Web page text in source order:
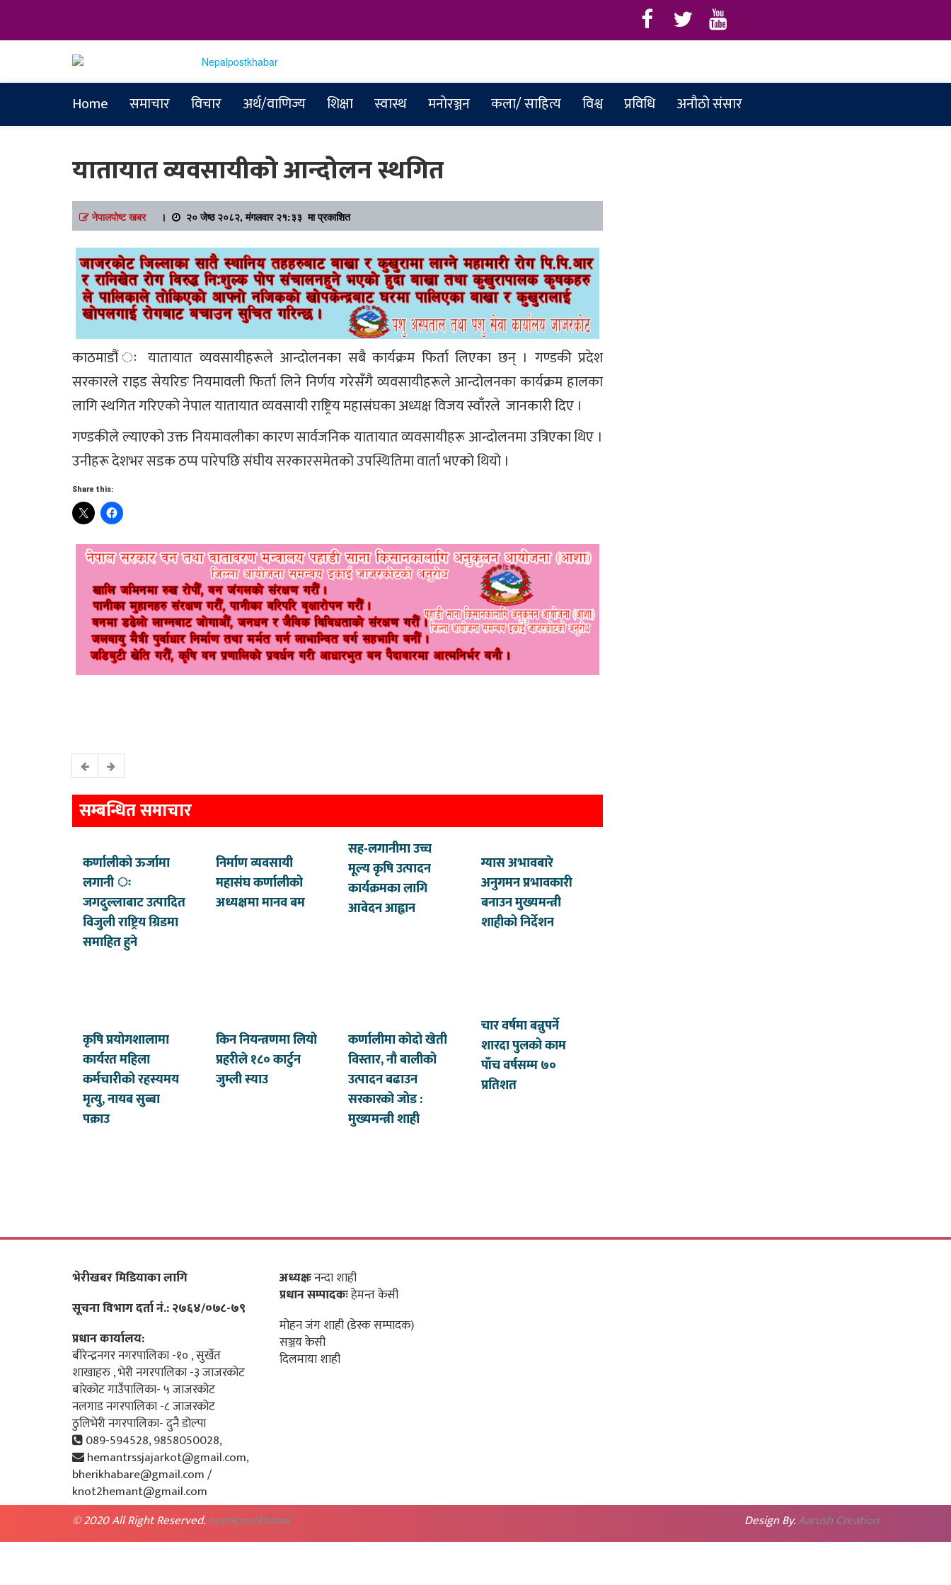
Nepalpostkhabar
Home समाचार विचार अर्थ/वाणिज्य शिक्षा स्वास्थ मनाेरञ्जन कला/ साहित्य विश्व प्रविधि अनौठो संसार
यातायात व्यवसायीको आन्दोलन स्थगित
नेपालपोष्ट खबर। २० जेष्ठ २०८२, मंगलवार २१:३३ मा प्रकाशित
काठमाडौं ः यातायात व्यवसायीहरूले आन्दोलनका सबै कार्यक्रम फिर्ता लिएका छन् । गण्डकी प्रदेश
सरकारले राइड सेयरिङ नियमावली फिर्ता लिने निर्णय गरेसँगै व्यवसायीहरूले आन्दोलनका कार्यक्रम हालका
लागि स्थगित गरिएको नेपाल यातायात व्यवसायी राष्ट्रिय महासंघका अध्यक्ष विजय स्वाँरले जानकारी दिए ।
गण्डकीले ल्याएको उक्त नियमावलीका कारण सार्वजनिक यातायात व्यवसायीहरू आन्दोलनमा उत्रिएका थिए ।
उनीहरू देशभर सडक ठप्प पारेपछि संघीय सरकारसमेतको उपस्थितिमा वार्ता भएको थियो ।
Share this:
सम्बन्धित समाचार
कर्णालीको ऊर्जामा
लगानी ः
जगदुल्लाबाट उत्पादित
विजुली राष्ट्रिय ग्रिडमा
समाहित हुने
निर्माण व्यवसायी
महासंघ कर्णालीको
अध्यक्षमा मानव बम
सह-लगानीमा उच्च
मूल्य कृषि उत्पादन
कार्यक्रमका लागि
आवेदन आह्वान
ग्यास अभावबारे
अनुगमन प्रभावकारी
बनाउन मुख्यमन्त्री
शाहीको निर्देशन
कृषि प्रयोगशालामा
कार्यरत महिला
कर्मचारीको रहस्यमय
मृत्यु, नायब सुब्बा
पक्राउ
किन नियन्त्रणमा लियो
प्रहरीले १८० कार्टुन
जुम्ली स्याउ
कर्णालीमा कोदो खेती
विस्तार, नौ बालीको
उत्पादन बढाउन
सरकारको जोड :
मुख्यमन्त्री शाही
चार वर्षमा बन्नुपर्ने
शारदा पुलको काम
पाँच वर्षसम्म ७०
प्रतिशत
भेरीखबर मिडियाका लागि
सूचना विभाग दर्ता नं.: २७६४/०७८-७९
प्रधान कार्यालय:
बीरेन्द्रनगर नगरपालिका -१० , सुर्खेत
शाखाहरु , भेरी नगरपालिका -३ जाजरकोट
बारेकोट गाउँपालिका- ५ जाजरकोट
नलगाड नगरपालिका -८ जाजरकोट
ठुलिभेरी नगरपालिका- दुनै डोल्पा
089-594528, 9858050028,
hemantrssjajarkot@gmail.com,
bherikhabare@gmail.com /
knot2hemant@gmail.com
अध्यक्षःनन्दा शाही
प्रधान सम्पादकःहेमन्त केसी
मोहन जंग शाही (डेस्क सम्पादक)
सञ्जय केसी
दिलमाया शाही
© 2020 All Right Reserved.nepalpostkhabar Design By.Aarush Creation